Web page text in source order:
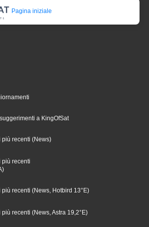
Pagina iniziale
a KingOfSat
recenti (News)
più recenti
recenti (News, Hotbird 13°E)
recenti (News, Astra 19,2°E)